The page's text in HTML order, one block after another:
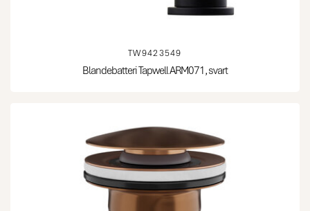
TW9423549
Blandebatteri Tapwell ARM071, svart